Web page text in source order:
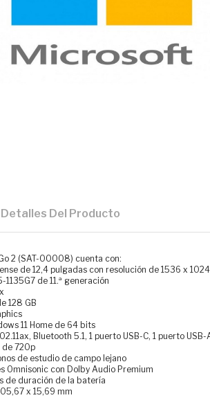
Detalles Del Producto
2 (SAT-00008) cuenta con:
de 12,4 pulgadas con resolución de 1536 x
de 11.ª generación
128 GB
11 Home de 64 bits
Bluetooth 5.1, 1 puerto USB-C, 1 puerto
de 720p
de estudio de campo lejano
Omnisonic con Dolby Audio Premium
de duración de la batería
x 15,69 mm